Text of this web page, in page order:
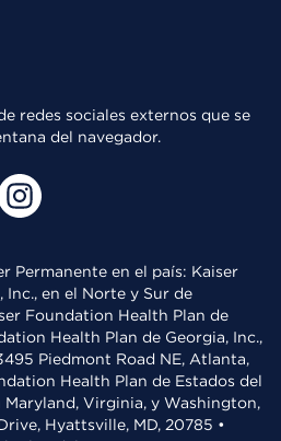
redes sociales externos que se
del navegador.
Permanente en el país: Kaiser
en el Norte y Sur de
Foundation Health Plan de
Health Plan de Georgia, Inc.,
Piedmont Road NE, Atlanta,
Health Plan de Estados del
Virginia, y Washington,
Hyattsville, MD, 20785 •